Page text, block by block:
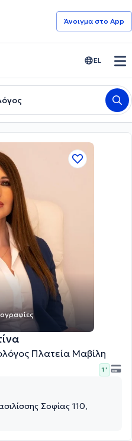
Άνοιγμα στο App
EL
Πλατεία Μαβίλη
1 '
Σοφίας 110,